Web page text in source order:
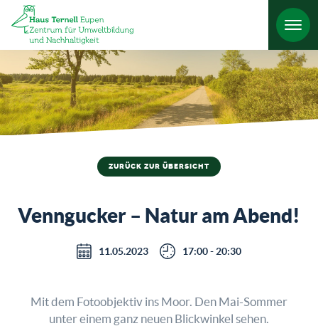
ZURÜCK ZUR ÜBERSICHT
Venngucker – Natur am Abend!
11.05.2023 17:00 - 20:30
Mit dem Fotoobjektiv ins Moor. Den Mai-Sommer
unter einem ganz neuen Blickwinkel sehen.